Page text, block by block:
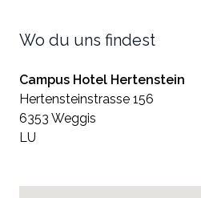
Wo du uns findest
Campus Hotel Hertenstein
Hertensteinstrasse 156
6353 Weggis
LU